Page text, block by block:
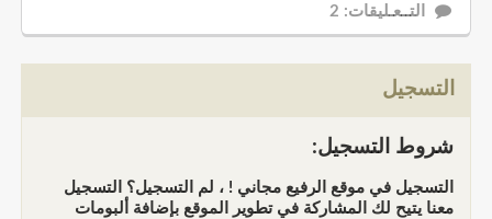
التــعـليقات: 2
التسجيل
شروط التسجيل:
التسجيل في موقع الرفيع مجاني ! ، لم التسجيل؟ التسجيل
معنا يتيح لك المشاركة في تطوير الموقع بإضافة ألبومات